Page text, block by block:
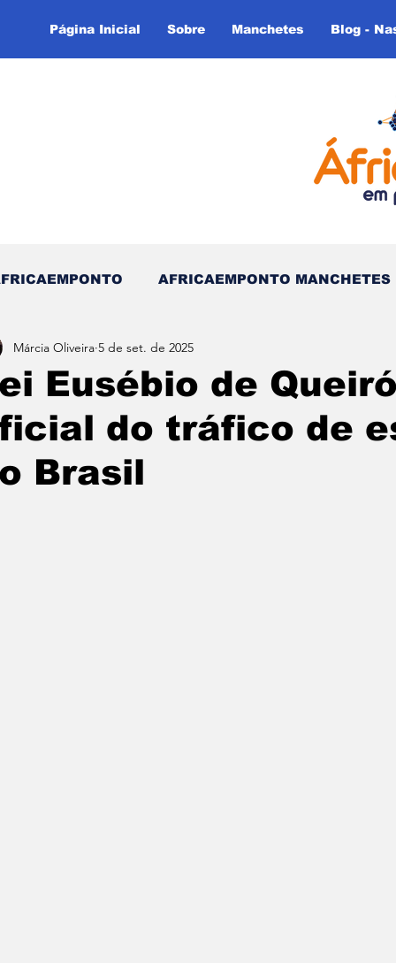
Página Inicial Sobre Manchetes Blog -
AFRICAEMPONTO MANCHETES
do Tempo - (Blog) Nas linhas do Tempo (Blog -
Eusébio de
do tráfico de
Brasil
Márcia Oliveira 5 de set. de 2025